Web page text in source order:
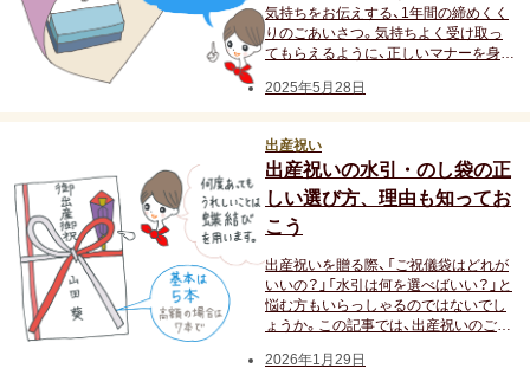
ハロウィン
お中元
暑中・残暑見舞い
寒中見舞い
気持ちをお伝えする、1年間の締めくく
りのごあいさつ。気持ちよく受け取っ
てもらえるように、正しいマナーを身に
お歳暮を贈る際の、熨斗の選び方や掛け
2025年5月28日
出産祝い
出産祝いの水引・のし袋の正
しい選び方、理由も知ってお
こう
出産祝いを贈る際、「ご祝儀袋はどれが
いいの？」「水引は何を選べばいい？」と
悩む方もいらっしゃるのではないでし
ょうか。この記事では、出産祝いのご祝
説します。
2026年1月29日